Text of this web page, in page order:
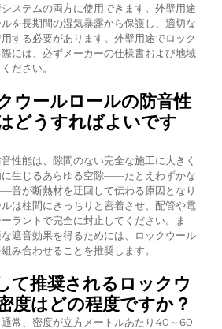
ステムの両方に使用できます。外壁用途
を長期間の湿気暴露から保護し、適切な
する必要があります。外壁用途でロック
には、必ずメーカーの仕様書および地域
ださい。
ウールロールの防音性
どうすればよいです
性能は、隙間のない完全な施工に大きく
に生じるあらゆる空隙——たとえわずかな
音が断熱材を迂回して伝わる原因となり
は柱間にきっちりと密着させ、配管や電
ラントで完全に封止してください。ま
遮音効果を得るためには、ロックウール
み合わせることを推奨します。
て推奨されるロックウ
度はどの程度ですか？
常、密度が立方メートルあたり40～60